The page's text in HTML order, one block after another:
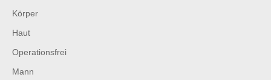
Körper
Haut
Operationsfrei
Mann